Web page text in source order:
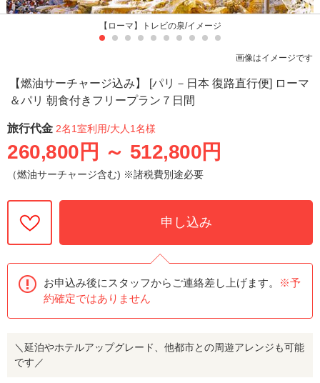
【ローマ】トレビの泉/イメージ
画像はイメージです
【燃油サーチャージ込み】 [パリ－日本 復路直行便] ローマ
＆パリ 朝食付きフリープラン７日間
旅行代金 2名1室利用/大人1名様
260,800円 ～ 512,800円
（燃油サーチャージ含む) ※諸税費別途必要
申し込み
お申込み後にスタッフからご連絡差し上げます。
※予
約確定ではありません
＼延泊やホテルアップグレード、他都市との周遊アレンジも可能
です／